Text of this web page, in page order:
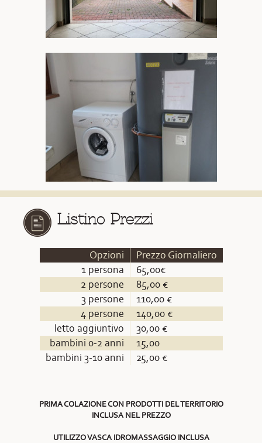
Listino Prezzi
Opzioni
Prezzo Giornaliero
1 persona
65,00€
2 persone
85,00 €
3 persone
110,00 €
4 persone
140,00 €
letto aggiuntivo
30,00 €
bambini 0-2 anni
15,00
bambini 3-10 anni
25,00 €
PRIMA COLAZIONE CON PRODOTTI DEL TERRITORIO
INCLUSA NEL PREZZO
UTILIZZO VASCA IDROMASSAGGIO INCLUSA